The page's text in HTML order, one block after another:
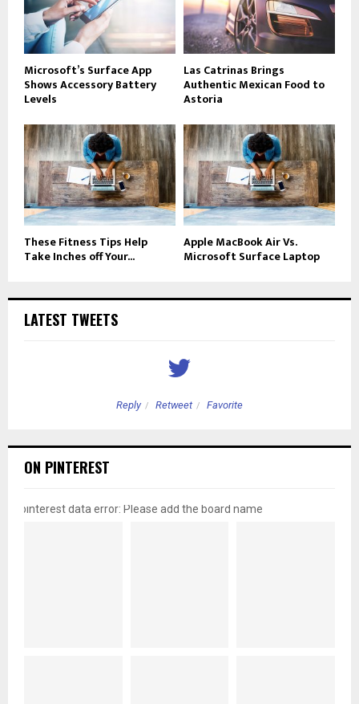
Microsoft’s Surface App
Shows Accessory Battery
Levels
Las Catrinas Brings
Authentic Mexican Food to
Astoria
These Fitness Tips Help
Take Inches off Your...
Apple MacBook Air Vs.
Microsoft Surface Laptop
LATEST TWEETS
Reply Retweet Favorite
ON PINTEREST
pinterest data error: Please add the board name